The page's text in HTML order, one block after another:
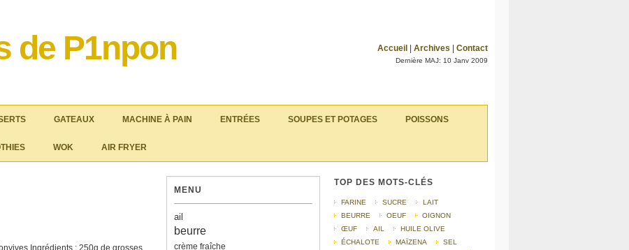
de P1npon Accueil Archives Contact
Dernière MAJ: 10 Janv 2009
GATEAUX MACHINE À PAIN ENTRÉES SOUPES ET POTAGES POISSONS
WOK AIR FRYER
Ingrédients : 250g de grosses
MENU
ail
beurre
crème fraîche
TOP DES MOTS-CLÉS
FARINE SUCRE
LAIT
BEURRE
OEUF
OIGNON
ŒUF
AIL
HUILE OLIVE
ÉCHALOTE
MAÏZENA
SEL